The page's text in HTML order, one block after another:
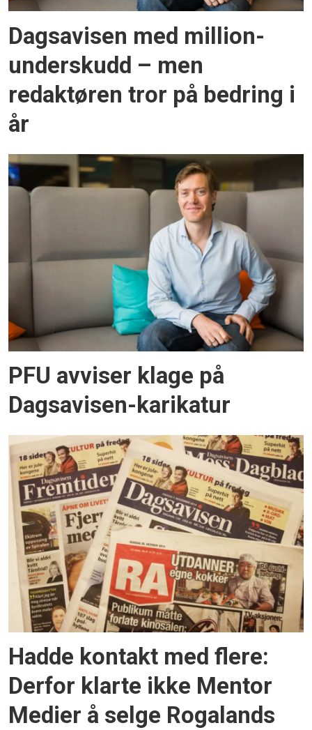
Dagsavisen med million­
underskudd – men
redaktøren tror på bedring i
år
PFU avviser klage på
Dagsavisen-karikatur
Hadde kontakt med flere:
Derfor klarte ikke Mentor
Medier å selge Rogalands